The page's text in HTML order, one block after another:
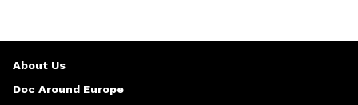
E
S
About Us
Doc Around Europe